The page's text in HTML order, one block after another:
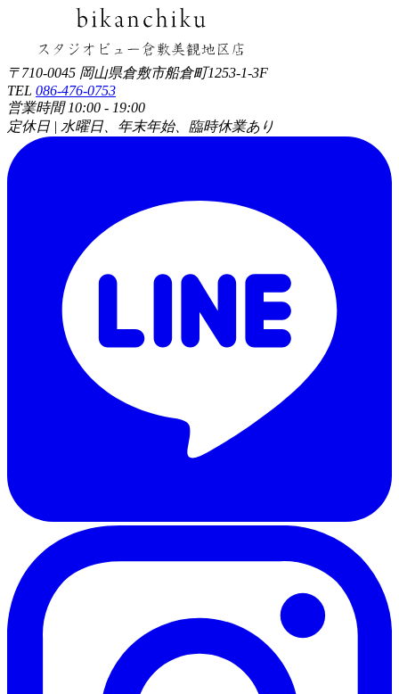
〒710-0045 岡山県倉敷市船倉町1253-1-3F
TEL 086-476-0753
営業時間 10:00 - 19:00
定休日 | 水曜日、年末年始、臨時休業あり